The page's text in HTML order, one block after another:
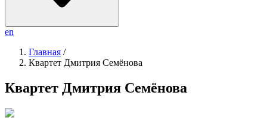
en
Главная /
Квартет Дмитрия Семёнова
Квартет Дмитрия Семёнова